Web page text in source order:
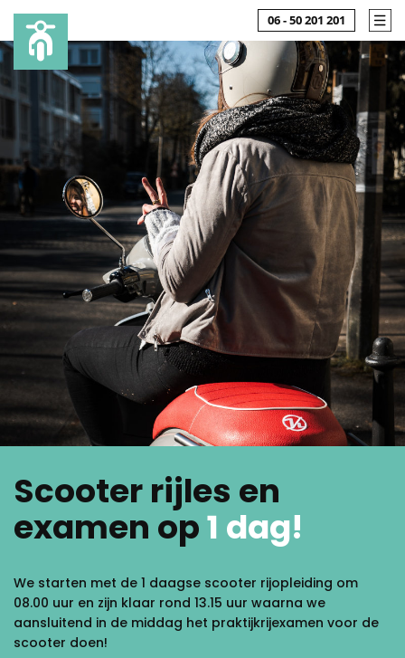
06 - 50 201 201
Scooter rijles en
examen op1 dag!
We starten met de 1 daagse scooter rijopleiding om
08.00 uur en zijn klaar rond 13.15 uur waarna we
aansluitend in de middag het praktijkrijexamen voor de
scooter doen!